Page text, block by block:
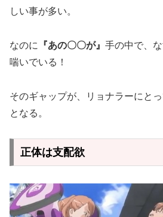
しい事が多い。
なのに 『あの〇〇が』 手の中で、
喘いでいる！
そのギャップが、リョナラーにと
となる。
正体は支配欲